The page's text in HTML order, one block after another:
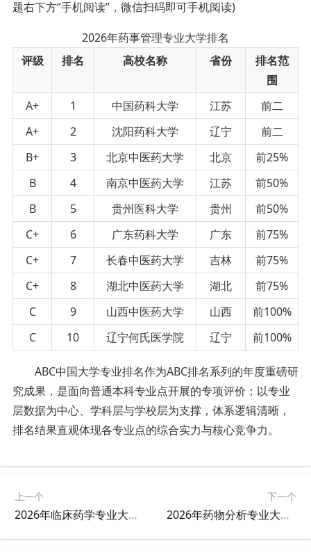
题右下方“手机阅读”，微信扫码即可手机阅读)
2026年药事管理专业大学排名
评级
排名 高校名称 省份
排名范
围
A+
1 中国药科大学 江苏
前二
A+
2 沈阳药科大学 辽宁
前二
B+
3 北京中医药大学 北京
前25%
B
4 南京中医药大学 江苏
前50%
B
5 贵州医科大学 贵州
前50%
C+
6 广东药科大学 广东
前75%
C+
7 长春中医药大学 吉林
前75%
C+
8 湖北中医药大学 湖北
前75%
C
9 山西中医药大学 山西
前100%
C
10 辽宁何氏医学院 辽宁 前100%
ABC中国大学专业排名作为ABC排名系列的年度重磅研
究成果，是面向普通本科专业点开展的专项评价；以专业
层数据为中心、学科层与学校层为支撑，体系逻辑清晰，
排名结果直观体现各专业点的综合实力与核心竞争力。
上一个
2026年临床药学专业大学排名
下一个
2026年药物分析专业大学排名